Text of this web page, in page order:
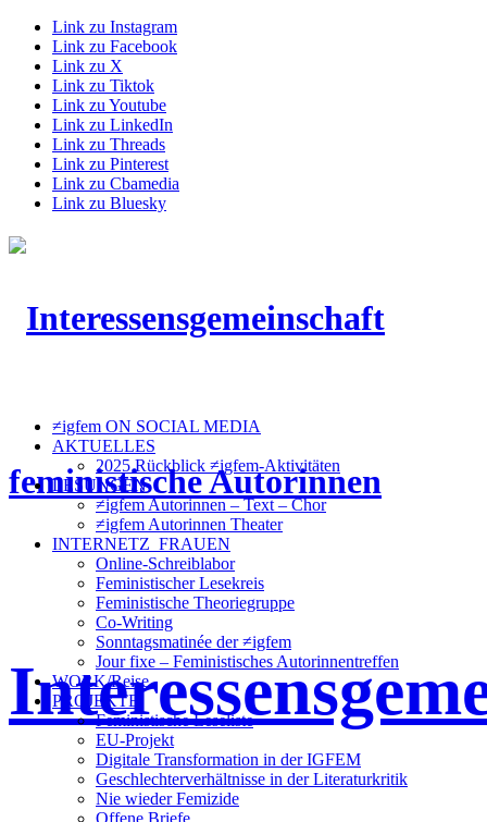
Link zu Instagram
Link zu Facebook
Link zu X
Link zu Tiktok
Link zu Youtube
Link zu LinkedIn
Link zu Threads
Link zu Pinterest
Link zu Cbamedia
Link zu Bluesky
≠igfem ON SOCIAL MEDIA
AKTUELLES
2025 Rückblick ≠igfem-Aktivitäten
LESUNGEN
≠igfem Autorinnen – Text – Chor
≠igfem Autorinnen Theater
INTERNETZ_FRAUEN
Online-Schreiblabor
Feministischer Lesekreis
Feministische Theoriegruppe
Co-Writing
Sonntagsmatinée der ≠igfem
Jour fixe – Feministisches Autorinnentreffen
WORK/Reise
PROJEKTE
Feministische Leseliste
EU-Projekt
Digitale Transformation in der IGFEM
Geschlechterverhältnisse in der Literaturkritik
Nie wieder Femizide